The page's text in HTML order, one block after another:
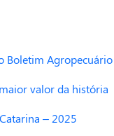
Boletim Agropecuário
valor da história
– 2025